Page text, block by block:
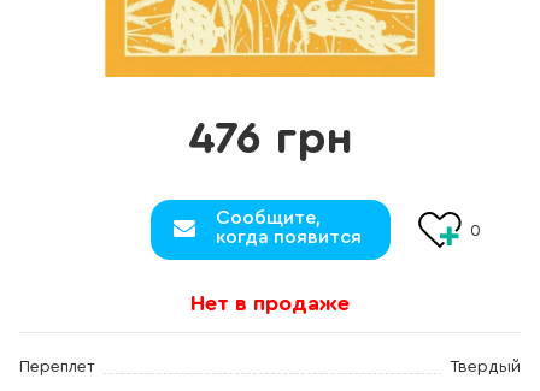
476 грн
Сообщите,
когда появится
0
Нет в продаже
Переплет Твердый